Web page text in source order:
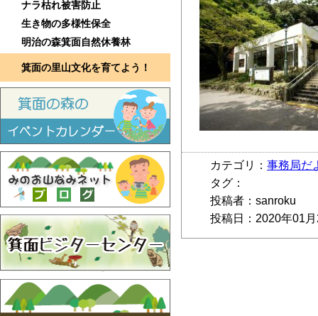
ナラ枯れ被害防止
生き物の多様性保全
明治の森箕面自然休養林
箕面の里山文化を育てよう！
カテゴリ： 事務局だ
タグ：
投稿者：sanroku
投稿日：2020年01